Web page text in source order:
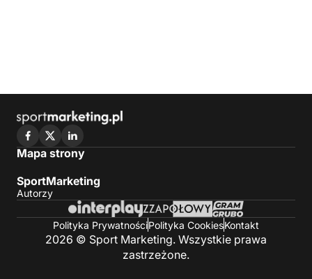
Mapa strony
SportMarketing
Autorzy
Polityka PrywatnościPolityka CookiesKontakt
2026 © Sport Marketing. Wszystkie prawa
zastrzeżone.